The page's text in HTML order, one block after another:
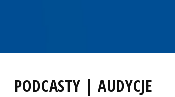
PODCASTY | AUDYCJE